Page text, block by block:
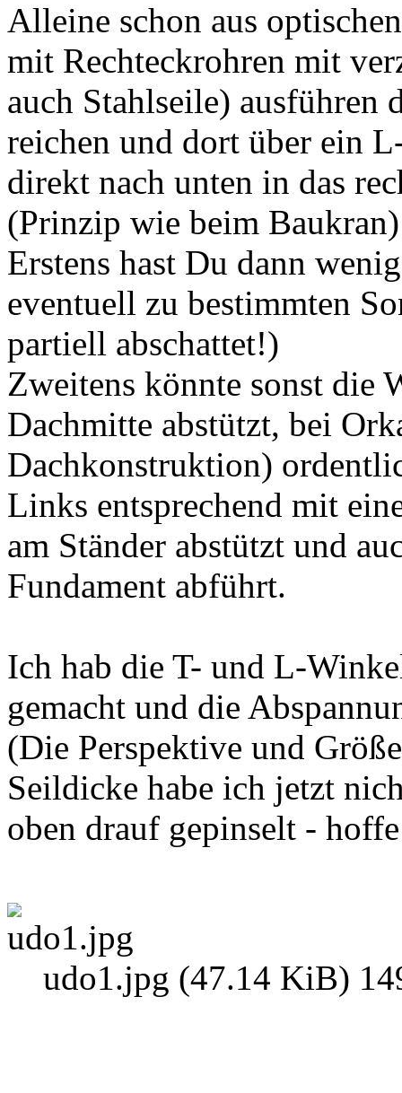
Alleine schon aus
mit Rechteckrohren mit
auch Stahlseile) ausführen
reichen und dort über ein
direkt nach unten in das
(Prinzip wie beim Baukran)
Erstens hast Du dann
eventuell zu bestimmten
partiell abschattet!)
Zweitens könnte sonst die
Dachmitte abstützt, bei
Dachkonstruktion)
Links entsprechend mit
am Ständer abstützt und
Fundament abführt.
Ich hab die T- und L-
gemacht und die
(Die Perspektive und
Seildicke habe ich jetzt
oben drauf gepinselt -
udo1.jpg (47.14 KiB)